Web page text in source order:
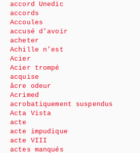
accord Unedic
accords
Accoules
accusé d’avoir
acheter
Achille n’est
Acier
Acier trompé
acquise
âcre odeur
Acrimed
acrobatiquement suspendus
Acta Vista
acte
acte impudique
acte VIII
actes manqués